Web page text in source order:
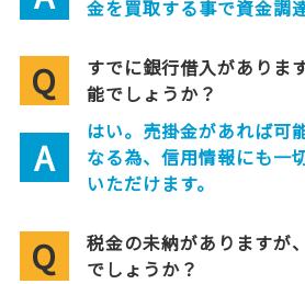
金を買取する事で資金調
Q
すでに銀行借入がありま
能でしょうか？
A
はい。売掛金があれば可
なる為、信用情報にも一
いただけます。
Q
税金の未納がありますが
でしょうか？